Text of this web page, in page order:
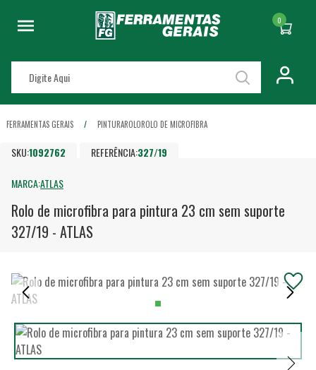
0
FERRAMENTAS GERAIS PINTURAROLOROLO DE MICROFIBRA
SKU:1092762 REFERÊNCIA:327/19
MARCA:ATLAS
Rolo de microfibra para pintura 23 cm sem suporte
327/19 - ATLAS